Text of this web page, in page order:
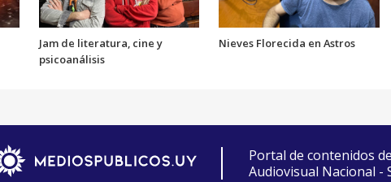
Jam de literatura, cine y
psicoanálisis
Nieves Florecida en Astros
Portal de contenidos
Audiovisual Nacional -